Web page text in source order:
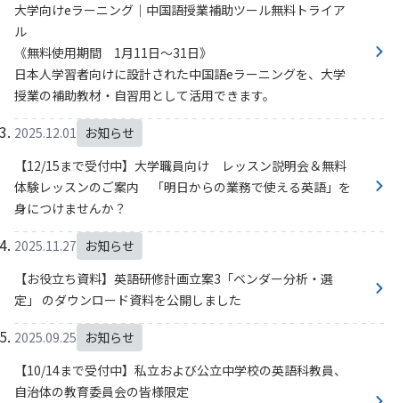
大学向けeラーニング｜中国語授業補助ツール無料トライア
ル
《無料使用期間 1月11日～31日》
日本人学習者向けに設計された中国語eラーニングを、大学
授業の補助教材・自習用として活用できます。
2025.12.01 お知らせ
【12/15まで受付中】大学職員向け レッスン説明会＆無料
体験レッスンのご案内 「明日からの業務で使える英語」を
身につけませんか？
2025.11.27 お知らせ
【お役立ち資料】英語研修計画立案3「ベンダー分析・選
定」 のダウンロード資料を公開しました
2025.09.25 お知らせ
【10/14まで受付中】私立および公立中学校の英語科教員、
自治体の教育委員会の皆様限定